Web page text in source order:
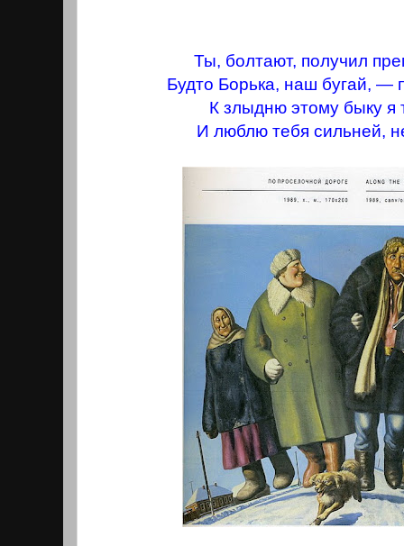
Ты, болтают, получил
Будто Борька, наш бугай, —
К злыдню этому быку я
И люблю тебя сильней,